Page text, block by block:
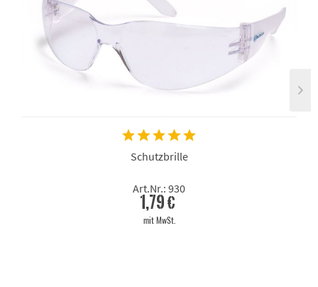
Schutzbrille
Art.Nr.: 930
1,79 €
mit MwSt.